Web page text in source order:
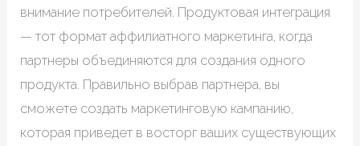
внимание потребителей. Продуктовая интеграция
— тот формат аффилиатного маркетинга, когда
партнеры объединяются для создания одного
продукта. Правильно выбрав партнера, вы
сможете создать маркетинговую кампанию,
которая приведет в восторг ваших существующих